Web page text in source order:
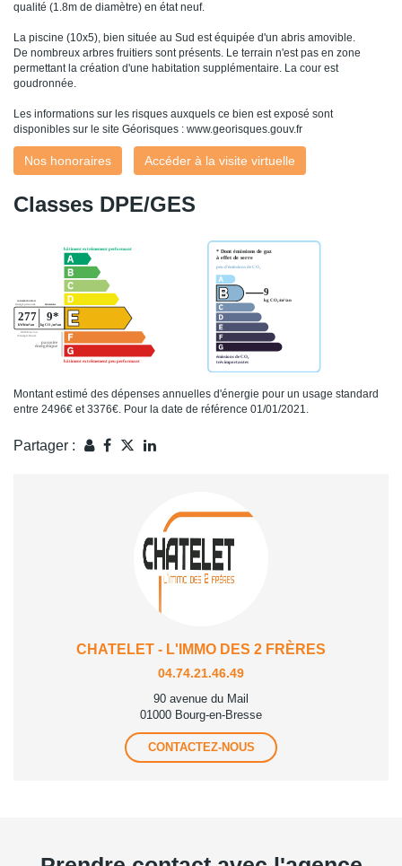
qualité (1.8m de diamètre) en état neuf.
La piscine (10x5), bien située au Sud est équipée d'un abris amovible.
De nombreux arbres fruitiers sont présents. Le terrain n'est pas en zone
permettant la création d'une habitation supplémentaire. La cour est
goudronnée.
Les informations sur les risques auxquels ce bien est exposé sont
disponibles sur le site Géorisques : www.georisques.gouv.fr
Nos honoraires Accéder à la visite virtuelle
Classes DPE/GES
Montant estimé des dépenses annuelles d'énergie pour un usage standard
entre 2496€ et 3376€. Pour la date de référence 01/01/2021.
Partager :
CHATELET - L'IMMO DES 2 FRÈRES
04.74.21.46.49
90 avenue du Mail
01000 Bourg-en-Bresse
CONTACTEZ-NOUS